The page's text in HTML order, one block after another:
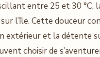
entre 25 et 30 °C,
l’île. Cette douceur
extérieur et la détente
choisir de